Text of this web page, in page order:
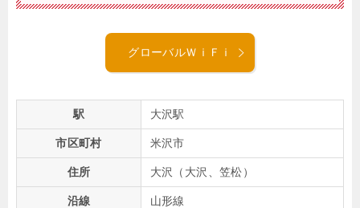
グローバルＷｉＦｉ
駅 大沢駅
市区町村 米沢市
住所 大沢（大沢、笠松）
沿線 山形線